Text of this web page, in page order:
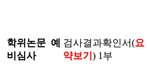
학위논문 예
비심사
검사결과확인서(요
약보기 ) 1부